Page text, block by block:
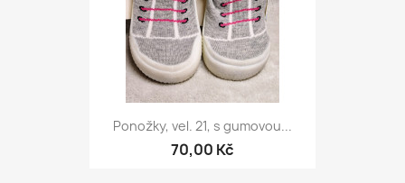
Ponožky, vel. 21, s gumovou...
70,00 Kč